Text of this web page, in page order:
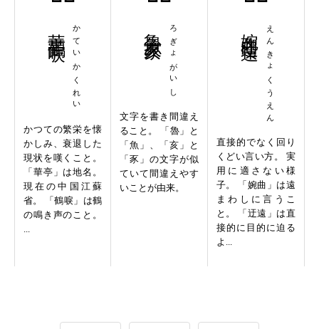
かていかくれい
かつての繁栄を懐
かしみ、衰退した
現状を嘆くこと。
「華亭」は地名。
現在の中国江蘇
省。 「鶴唳」は鶴
の鳴き声のこと。
...
ろぎょがいし
文字を書き間違え
ること。 「魯」と
「魚」、「亥」と
「豕」の文字が似
ていて間違えやす
いことが由来。
えんきょくうえん
直接的でなく回り
くどい言い方。 実
用に適さない様
子。 「婉曲」は遠
まわしに言うこ
と。 「迂遠」は直
接的に目的に迫る
よ...